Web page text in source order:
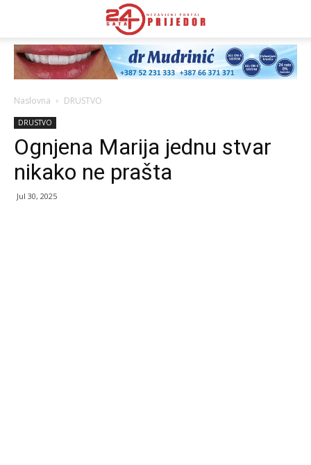
Naslovna DRUSTVO
DRUSTVO
Ognjena Marija jednu stvar
nikako ne prašta
Jul 30, 2025